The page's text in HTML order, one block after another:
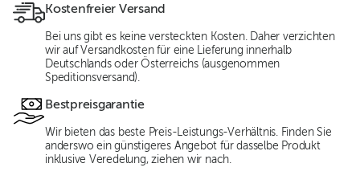
Kostenfreier Versand
Bei uns gibt es keine versteckten Kosten. Daher verzichten
wir auf Versandkosten für eine Lieferung innerhalb
Deutschlands oder Österreichs (ausgenommen
Speditionsversand).
Bestpreisgarantie
Wir bieten das beste Preis-Leistungs-Verhältnis. Finden Sie
anderswo ein günstigeres Angebot für dasselbe Produkt
inklusive Veredelung, ziehen wir nach.